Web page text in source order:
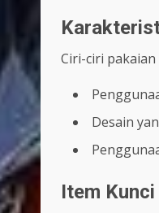
Ciri-ciri
Desain
Item